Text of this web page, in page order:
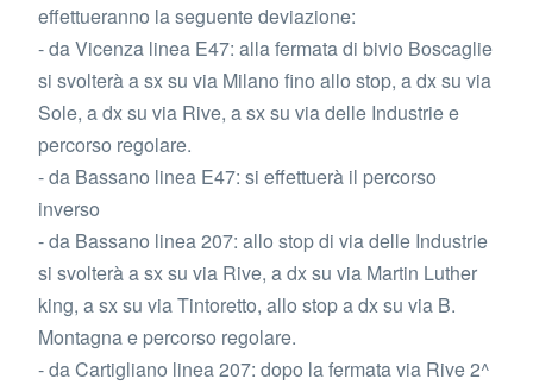
effettueranno la seguente deviazione:
- da Vicenza linea E47: alla fermata di bivio Boscaglie
si svolterà a sx su via Milano fino allo stop, a dx su via
Sole, a dx su via Rive, a sx su via delle Industrie e
percorso regolare.
- da Bassano linea E47: si effettuerà il percorso
inverso
- da Bassano linea 207: allo stop di via delle Industrie
si svolterà a sx su via Rive, a dx su via Martin Luther
king, a sx su via Tintoretto, allo stop a dx su via B.
Montagna e percorso regolare.
- da Cartigliano linea 207: dopo la fermata via Rive 2^